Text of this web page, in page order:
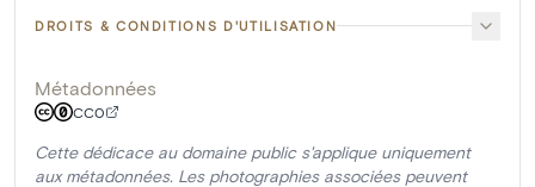
DROITS & CONDITIONS D'UTILISATION
Métadonnées
CC0
Cette dédicace au domaine public s'applique uniquement
aux métadonnées. Les photographies associées peuvent